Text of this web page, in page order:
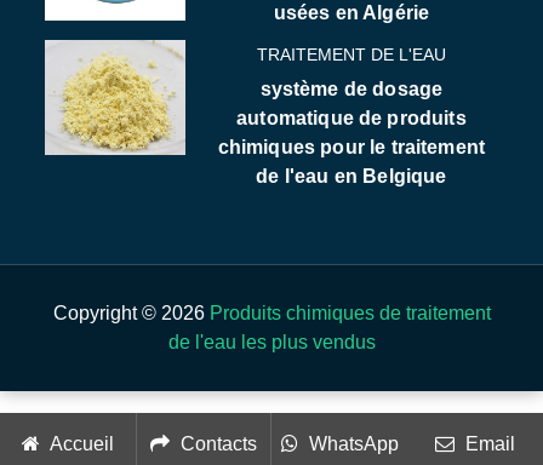
usées en Algérie
TRAITEMENT DE L'EAU
système de dosage
automatique de produits
chimiques pour le traitement
de l'eau en Belgique
Copyright © 2026 Produits chimiques de traitement
de l'eau les plus vendus
Accueil Contacts WhatsApp Email